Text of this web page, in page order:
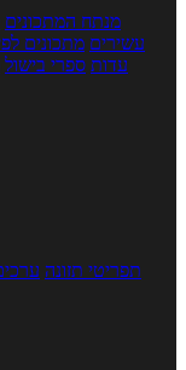
מנתח המתכונים
עשירים מתכונים
עדות ספרי בישול
תפריטי תזונה